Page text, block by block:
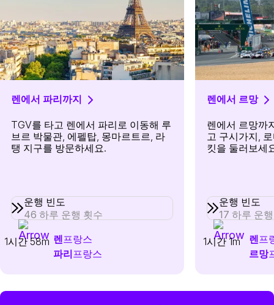
렌에서 파리까지
TGV를 타고 렌에서 파리로 이동해 루
브르 박물관, 에펠탑, 몽마르트르, 라
탱 지구를 방문하세요.
운행 빈도
46 하루 운행 횟수
렌프랑스
1시간 58m
파리프랑스
렌에서 르망
렌에서 르망까
고 구시가지,
킷을 둘러보세
운행 빈도
17 하루 운
렌프
1시간 1m
르망